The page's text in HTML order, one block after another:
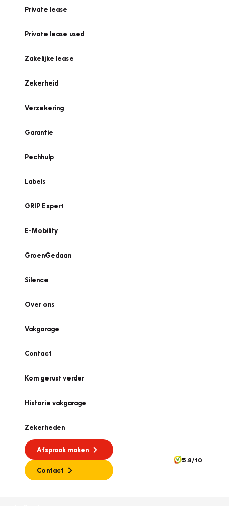
Private lease
Private lease used
Zakelijke lease
Zekerheid
Verzekering
Garantie
Pechhulp
Labels
GRIP Expert
E-Mobility
GroenGedaan
Silence
Over ons
Vakgarage
Contact
Kom gerust verder
Historie vakgarage
Zekerheden
Afspraak maken
Contact
5.8/10